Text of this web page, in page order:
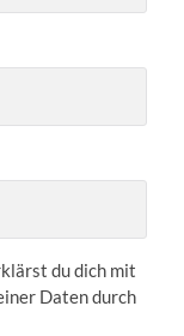
du dich mit
Daten durch